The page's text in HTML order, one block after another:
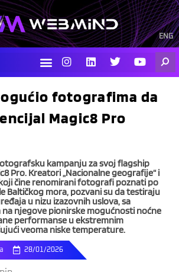
ENG
I
n
s
a
r
L
i
n
e
i
T
w
i
t
r
Y
o
u
u
fotografima da
Magic8 Pro
kampanju za svoj flagship
Pro. Kreatori „Nacionalne geografije“ i
koji čine renomirani fotografi poznati po
Baltičkog mora, pozvani su da testiraju
u nizu izazovnih uslova, sa
njegove pionirske mogućnosti noćne
performanse u ekstremnim
veoma niske temperature.
28/01/2026